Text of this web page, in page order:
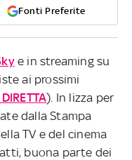
Fonti Preferite
e in streaming su
ai prossimi
). In lizza per
dalla Stampa
TV e del cinema
buona parte dei